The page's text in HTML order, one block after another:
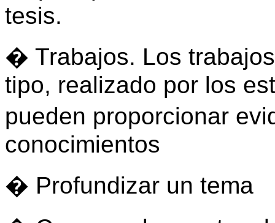
tesis.
� Trabajos. Los
tipo, realizado por los
pueden proporcionar
conocimientos
� Profundizar un tema